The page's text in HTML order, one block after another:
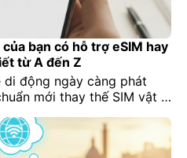
bạn có hỗ trợ eSIM hay
từ A đến Z
động ngày càng phát
mới thay thế SIM vật lý
hay không. Việc kiểm
điều cực kỳ quan trọng để